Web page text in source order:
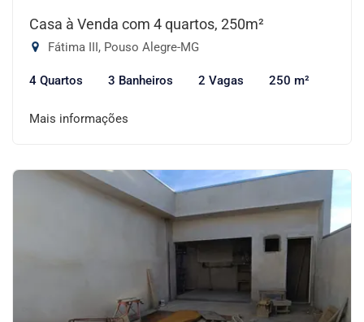
Casa à Venda com 4 quartos, 250m²
Fátima III, Pouso Alegre-MG
4 Quartos 3 Banheiros 2 Vagas 250 m²
Mais informações